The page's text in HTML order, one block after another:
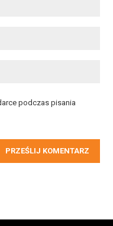
podczas pisania
PRZEŚLIJ KOMENTARZ